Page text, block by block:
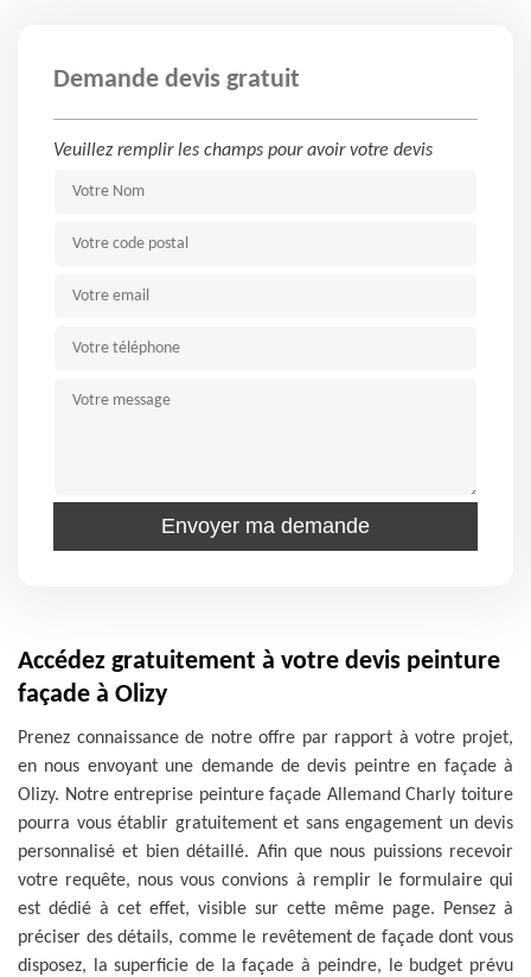
Demande devis gratuit
Veuillez remplir les champs pour avoir votre devis
Accédez gratuitement à votre devis peinture
façade à Olizy
Prenez connaissance de notre offre par rapport à votre projet,
en nous envoyant une demande de devis peintre en façade à
Olizy. Notre entreprise peinture façade Allemand Charly toiture
pourra vous établir gratuitement et sans engagement un devis
personnalisé et bien détaillé. Afin que nous puissions recevoir
votre requête, nous vous convions à remplir le formulaire qui
est dédié à cet effet, visible sur cette même page. Pensez à
préciser des détails, comme le revêtement de façade dont vous
disposez, la superficie de la façade à peindre, le budget prévu